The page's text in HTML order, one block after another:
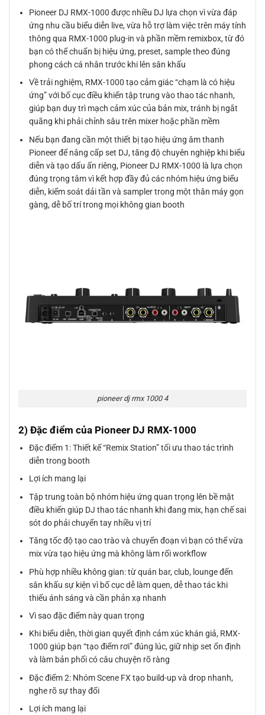
Pioneer DJ RMX-1000 được nhiều DJ lựa chọn vì vừa đáp
ứng nhu cầu biểu diễn live, vừa hỗ trợ làm việc trên máy tính
thông qua RMX-1000 plug-in và phần mềm remixbox, từ đó
bạn có thể chuẩn bị hiệu ứng, preset, sample theo đúng
phong cách cá nhân trước khi lên sân khấu
Về trải nghiệm, RMX-1000 tạo cảm giác “chạm là có hiệu
ứng” với bố cục điều khiển tập trung vào thao tác nhanh,
giúp bạn duy trì mạch cảm xúc của bản mix, tránh bị ngắt
quãng khi phải chỉnh sâu trên mixer hoặc phần mềm
Nếu bạn đang cần một thiết bị tạo hiệu ứng âm thanh
Pioneer để nâng cấp set DJ, tăng độ chuyên nghiệp khi biểu
diễn và tạo dấu ấn riêng, Pioneer DJ RMX-1000 là lựa chọn
đúng trọng tâm vì kết hợp đầy đủ các nhóm hiệu ứng biểu
diễn, kiểm soát dải tần và sampler trong một thân máy gọn
gàng, dễ bố trí trong mọi không gian booth
pioneer dj rmx 1000 4
2) Đặc điểm của Pioneer DJ RMX-1000
Đặc điểm 1: Thiết kế “Remix Station” tối ưu thao tác trình
diễn trong booth
Lợi ích mang lại
Tập trung toàn bộ nhóm hiệu ứng quan trọng lên bề mặt
điều khiển giúp DJ thao tác nhanh khi đang mix, hạn chế sai
sót do phải chuyển tay nhiều vị trí
Tăng tốc độ tạo cao trào và chuyển đoạn vì bạn có thể vừa
mix vừa tạo hiệu ứng mà không làm rối workflow
Phù hợp nhiều không gian: từ quán bar, club, lounge đến
sân khấu sự kiện vì bố cục dễ làm quen, dễ thao tác khi
thiếu ánh sáng và cần phản xạ nhanh
Vì sao đặc điểm này quan trọng
Khi biểu diễn, thời gian quyết định cảm xúc khán giả, RMX-
1000 giúp bạn “tạo điểm rơi” đúng lúc, giữ nhịp set ổn định
và làm bản phối có câu chuyện rõ ràng
Đặc điểm 2: Nhóm Scene FX tạo build-up và drop nhanh,
nghe rõ sự thay đổi
Lợi ích mang lại